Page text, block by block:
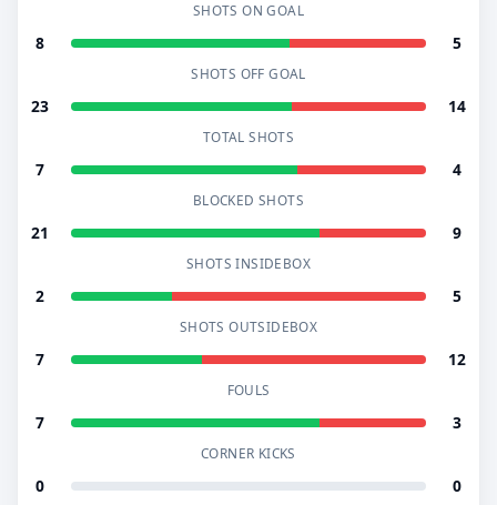
SHOTS ON GOAL
8 5
SHOTS OFF GOAL
23 14
TOTAL SHOTS
7 4
BLOCKED SHOTS
21 9
SHOTS INSIDEBOX
2 5
SHOTS OUTSIDEBOX
7 12
FOULS
7 3
CORNER KICKS
0 0